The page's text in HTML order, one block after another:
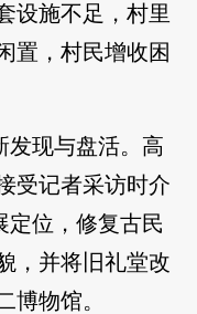
设施不足，村里
置，村民增收困
发现与盘活。高
受记者采访时介
定位，修复古民
，并将旧礼堂改
博物馆。